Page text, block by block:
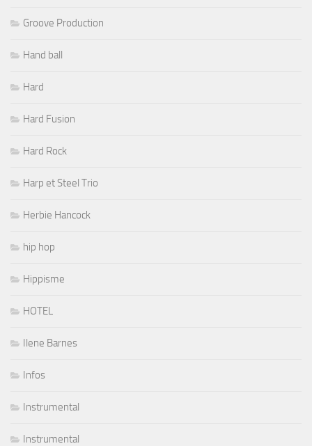
Groove Production
Hand ball
Hard
Hard Fusion
Hard Rock
Harp et Steel Trio
Herbie Hancock
hip hop
Hippisme
HOTEL
Ilene Barnes
Infos
Instrumental
Instrumental